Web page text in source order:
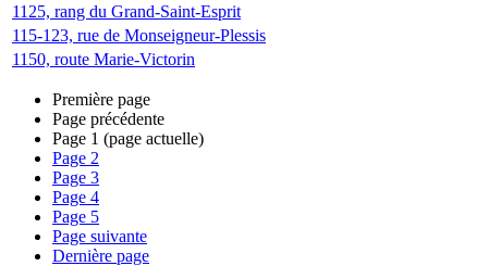
1125, rang du Grand-Saint-Esprit
115-123, rue de Monseigneur-Plessis
1150, route Marie-Victorin
Première page
Page précédente
Page 1 (page actuelle)
Page 2
Page 3
Page 4
Page 5
Page suivante
Dernière page